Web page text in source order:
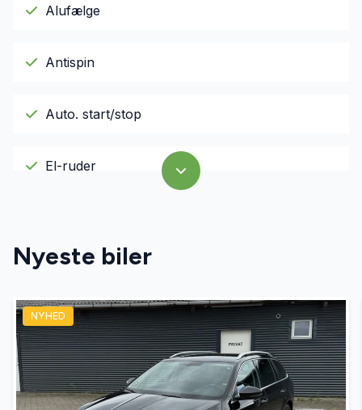
Alufælge
Antispin
Auto. start/stop
El-ruder
Højdejusterbart førersæde
Isofix
Service OK
Nyeste biler
NYHED